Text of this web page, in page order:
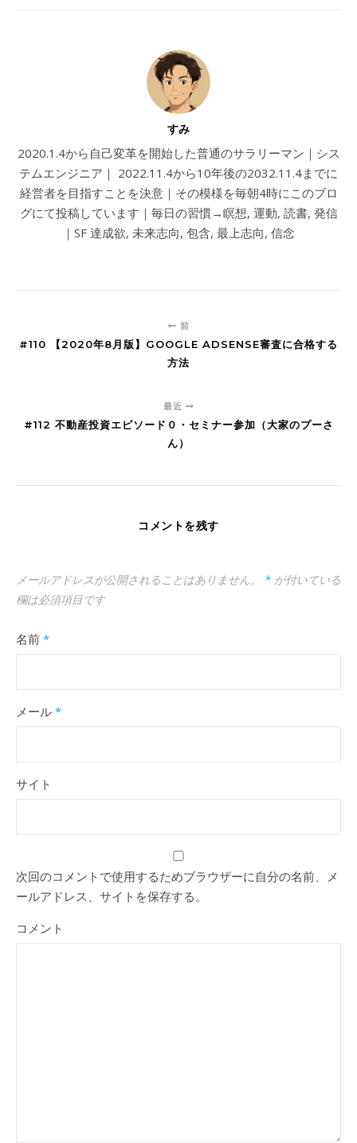
すみ
2020.1.4から自己変革を開始した普通のサラリーマン｜シス
テムエンジニア｜ 2022.11.4から10年後の2032.11.4までに
経営者を目指すことを決意｜その模様を毎朝4時にこのブロ
グにて投稿しています｜毎日の習慣→瞑想, 運動, 読書, 発信
｜SF 達成欲, 未来志向, 包含, 最上志向, 信念
前
#110 【2020年8月版】GOOGLE ADSENSE審査に合格する
方法
最近
#112 不動産投資エピソード０・セミナー参加（大家のプーさ
ん）
コメントを残す
メールアドレスが公開されることはありません。 * が付いている
欄は必須項目です
名前 *
メール *
サイト
次回のコメントで使用するためブラウザーに自分の名前、メ
ールアドレス、サイトを保存する。
コメント